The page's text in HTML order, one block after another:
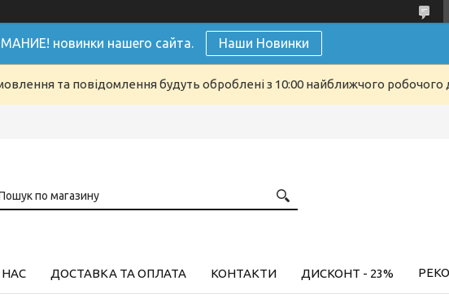
новинки нашего сайта. Наши Новинки
та повідомлення будуть оброблені з 10:00 найближчого робочого
ДОСТАВКА ТА ОПЛАТА КОНТАКТИ ДИСКОНТ - 23%